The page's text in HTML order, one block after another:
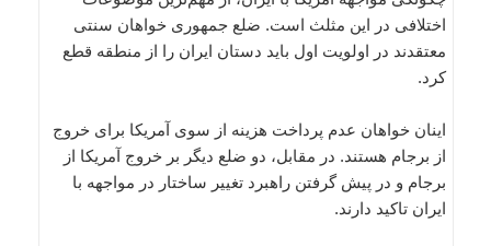
اختلافی در این مثلث است. ضلع جمهوری خواهان سنتی
معتقدند در اولویت اول باید دستان ایران را از منطقه قطع
کرد.
اینان خواهان عدم پرداخت هزینه از سوی آمریکا برای خروج
از برجام هستند. در مقابل، دو ضلع دیگر بر خروج آمریکا از
برجام و در پیش گرفتن راهبرد تغییر ساختار در مواجهه با
ایران تاکید دارند.